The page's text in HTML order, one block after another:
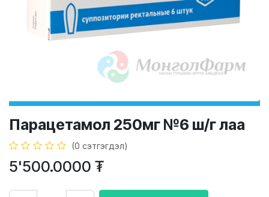
Парацетамол 250мг №6 ш/г лаа
(0 сэтгэгдэл)
5'500.0000 ₮